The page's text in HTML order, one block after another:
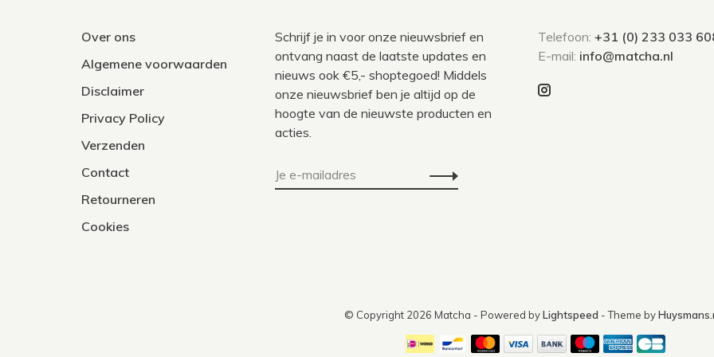
Over ons
Algemene voorwaarden
Disclaimer
Privacy Policy
Verzenden
Contact
Retourneren
Cookies
Schrijf je in voor onze nieuwsbrief en
ontvang naast de laatste updates en
nieuws ook €5,- shoptegoed! Middels
onze nieuwsbrief ben je altijd op de
hoogte van de nieuwste producten en
acties.
Telefoon: +31 (0) 233 033
E-mail: info@matcha.nl
© Copyright 2026 Matcha - Powered byLightspeed - Theme by